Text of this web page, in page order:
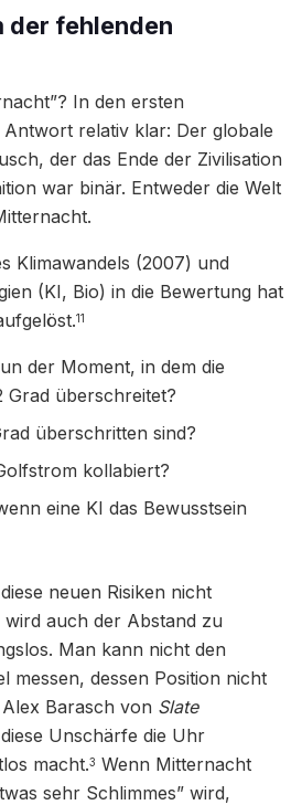
der fehlenden
In den ersten
relativ klar: Der globale
der das Ende der Zivilisation
war binär. Entweder die Welt
Klimawandels (2007) und
(KI, Bio) in die Bewertung hat
11
der Moment, in dem die
Grad überschreitet?
überschritten sind?
kollabiert?
eine KI das Bewusstsein
neuen Risiken nicht
wird auch der Abstand zu
Man kann nicht den
messen, dessen Position nicht
Barasch von Slate
Unschärfe die Uhr
macht.3 Wenn Mitternacht
sehr Schlimmes” wird,